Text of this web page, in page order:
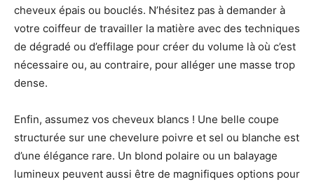
cheveux épais ou bouclés. N’hésitez pas à demander à
votre coiffeur de travailler la matière avec des techniques
de dégradé ou d’effilage pour créer du volume là où c’est
nécessaire ou, au contraire, pour alléger une masse trop
dense.
Enfin, assumez vos cheveux blancs ! Une belle coupe
structurée sur une chevelure poivre et sel ou blanche est
d’une élégance rare. Un blond polaire ou un balayage
lumineux peuvent aussi être de magnifiques options pour